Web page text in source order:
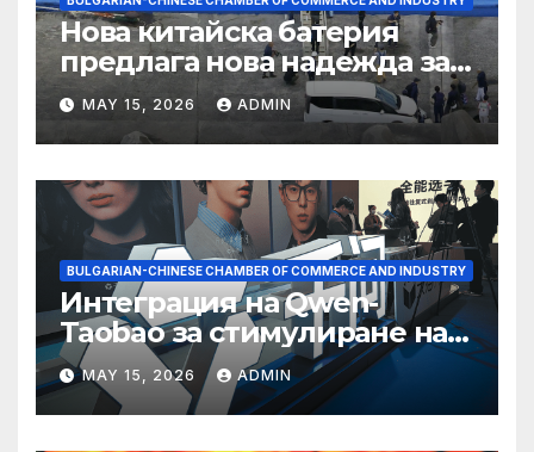
Нова китайска батерия
предлага нова надежда за
съхранение на водород
MAY 15, 2026 ADMIN
BULGARIAN-CHINESE CHAMBER OF COMMERCE AND INDUSTRY
Интеграция на Qwen-
Taobao за стимулиране на
пазаруването 618
MAY 15, 2026 ADMIN